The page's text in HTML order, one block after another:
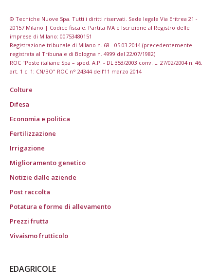
© Tecniche Nuove Spa. Tutti i diritti riservati. Sede legale Via Eritrea 21 -
20157 Milano | Codice fiscale, Partita IVA e Iscrizione al Registro delle
imprese di Milano: 00753480151
Registrazione tribunale di Milano n. 68 - 05.03.2014 (precedentemente
registrata al Tribunale di Bologna n. 4999 del 22/07/1982)
ROC "Poste italiane Spa – sped. A.P. - DL 353/2003 conv. L. 27/02/2004 n. 46,
art. 1 c. 1: CN/BO" ROC n° 24344 dell’11 marzo 2014
Colture
Difesa
Economia e politica
Fertilizzazione
Irrigazione
Miglioramento genetico
Notizie dalle aziende
Post raccolta
Potatura e forme di allevamento
Prezzi frutta
Vivaismo frutticolo
EDAGRICOLE